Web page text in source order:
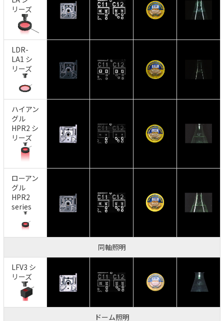
リーズ
LDR-
LA1 シ
リーズ
ハイアン
グル
HPR2 シ
リーズ
ローアン
グル
HPR2
series
同軸照明
LFV3 シ
リーズ
ドーム照明